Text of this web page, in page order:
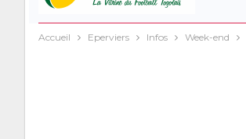
Accueil Eperviers Infos Week-end